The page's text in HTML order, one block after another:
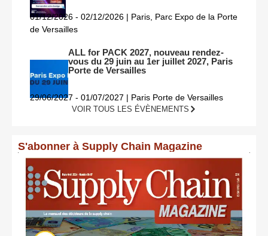
01/12/2026 - 02/12/2026 | Paris, Parc Expo de la Porte
de Versailles
ALL for PACK 2027, nouveau rendez-
vous du 29 juin au 1er juillet 2027, Paris
Porte de Versailles
29/06/2027 - 01/07/2027 | Paris Porte de Versailles
VOIR TOUS LES ÉVÈNEMENTS
S'abonner à Supply Chain Magazine